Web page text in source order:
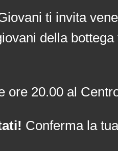
ti invita
della
ore 20.00 al
Conferma la